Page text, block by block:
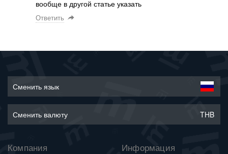
вообще в другой статье указать
Ответить
Сменить язык
Сменить валюту THB
Компания Информация